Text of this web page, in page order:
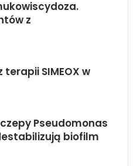
z
SIMEOX w
Pseudomonas
biofilm